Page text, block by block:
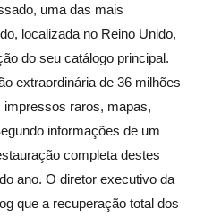
uma das mais
localizada no Reino Unido,
do seu catálogo principal.
extraordinária de 36 milhões
impressos raros, mapas,
informações de um
completa destes
ano. O diretor executivo da
que a recuperação total dos